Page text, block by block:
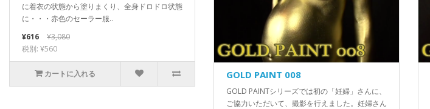
に着衣の状態から塗りまくり、全身ドロドロ状態
に・・・赤色のセーラー服..
¥616
¥3,080
税別: ¥560
カートに入れる GOLD PAINT 008
GOLD PAINTシリーズでは初の「妊婦」さんに、
ご協力いただいて、撮影を行えました。妊婦さん